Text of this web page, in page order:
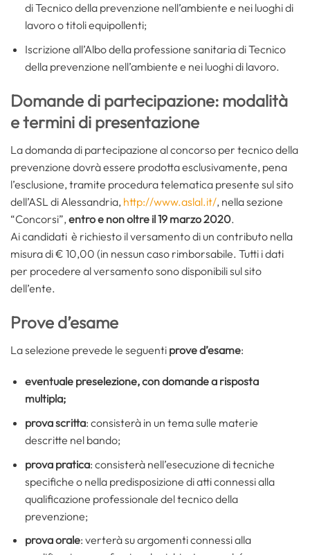
di Tecnico della prevenzione nell’ambiente e nei luoghi di
lavoro o titoli equipollenti;
Iscrizione all’Albo della professione sanitaria di Tecnico
della prevenzione nell’ambiente e nei luoghi di lavoro.
Domande di partecipazione: modalità
e termini di presentazione
La domanda di partecipazione al concorso per tecnico della
prevenzione dovrà essere prodotta esclusivamente, pena
l’esclusione, tramite procedura telematica presente sul sito
dell’ASL di Alessandria, http://www.aslal.it/, nella sezione
“Concorsi”, entro e non oltre il 19 marzo 2020.
Ai candidati è richiesto il versamento di un contributo nella
misura di € 10,00 (in nessun caso rimborsabile. Tutti i dati
per procedere al versamento sono disponibili sul sito
dell’ente.
Prove d’esame
La selezione prevede le seguenti prove d’esame:
eventuale preselezione, con domande a risposta
multipla;
prova scritta: consisterà in un tema sulle materie
descritte nel bando;
prova pratica: consisterà nell’esecuzione di tecniche
specifiche o nella predisposizione di atti connessi alla
qualificazione professionale del tecnico della
prevenzione;
prova orale: verterà su argomenti connessi alla